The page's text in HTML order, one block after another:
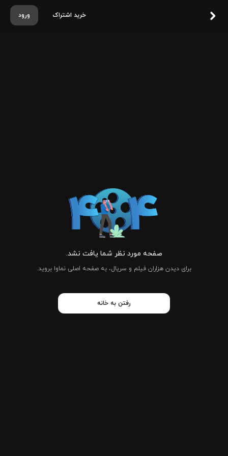
ورود خرید اشتراک
صفحه مورد نظر شما یافت نشد.
برای دیدن هزاران فیلم و سریال، به صفحه اصلی نماوا بروید.
رفتن به خانه